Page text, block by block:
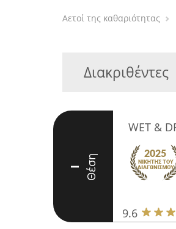
Αετοί της καθαριότητας
Διακριθέντες
I Θέση
WET &
9.6